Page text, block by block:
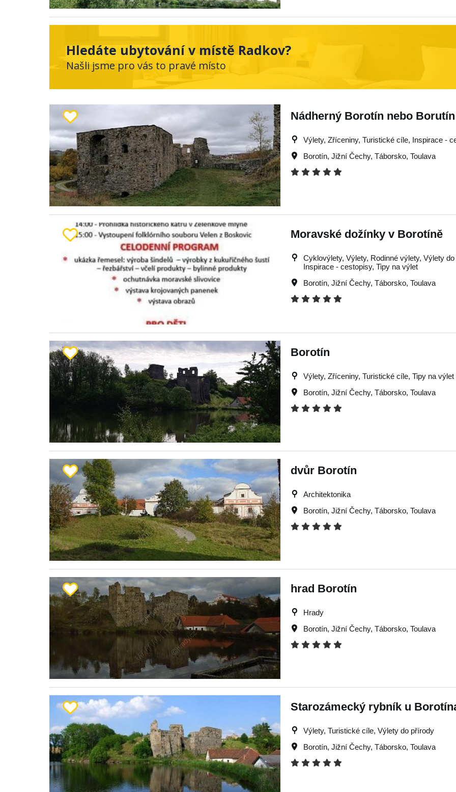
Hledáte ubytování v místě Radkov?
Našli jsme pro vás to pravé místo
Nádherný Borotín nebo
Výlety, Zříceniny, Turistické cíle, Inspirace -
Borotín, Jižní Čechy, Táborsko, Toulava
Moravské dožínky v Borotíně
Cyklovýlety, Výlety, Rodinné výlety, Výlety
Inspirace - cestopisy, Tipy na výlet
Borotín, Jižní Čechy, Táborsko, Toulava
Borotín
Výlety, Zříceniny, Turistické cíle, Tipy na výlet
Borotín, Jižní Čechy, Táborsko, Toulava
dvůr Borotín
Architektonika
Borotín, Jižní Čechy, Táborsko, Toulava
hrad Borotín
Hrady
Borotín, Jižní Čechy, Táborsko, Toulava
Starozámecký rybník u
Výlety, Turistické cíle, Výlety do přírody
Borotín, Jižní Čechy, Táborsko, Toulava